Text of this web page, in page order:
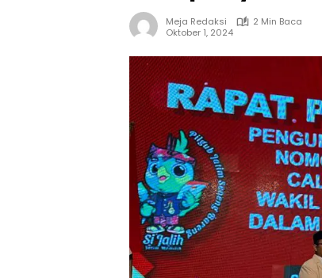
Meja Redaksi
2 Min Baca
Oktober 1, 2024